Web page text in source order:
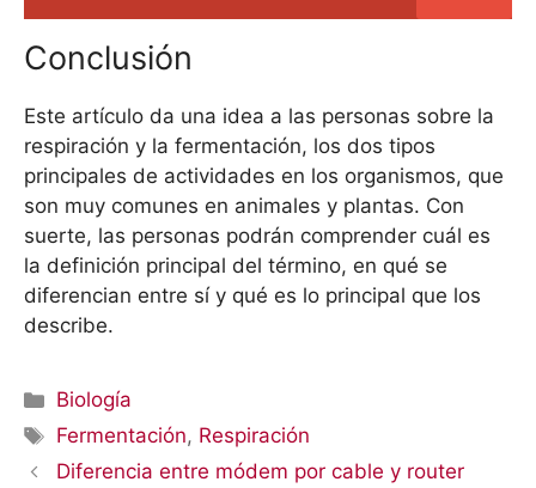
Conclusión
Este artículo da una idea a las personas sobre la
respiración y la fermentación, los dos tipos
principales de actividades en los organismos, que
son muy comunes en animales y plantas. Con
suerte, las personas podrán comprender cuál es
la definición principal del término, en qué se
diferencian entre sí y qué es lo principal que los
describe.
Categorías
Biología
Etiquetas
Fermentación, Respiración
Diferencia entre módem por cable y router